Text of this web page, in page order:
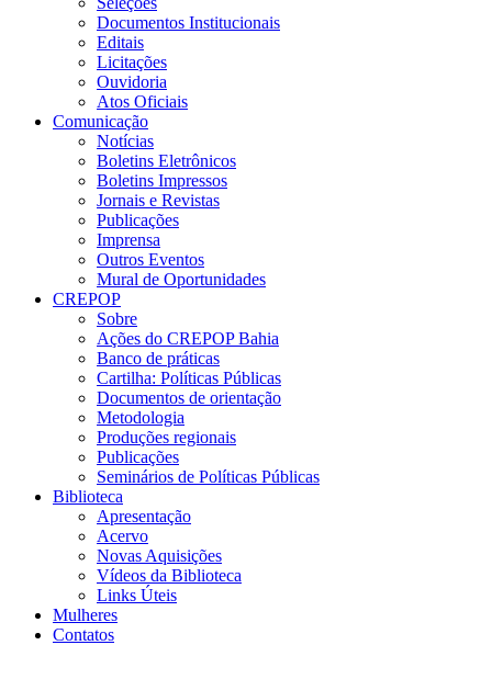
Documentos Institucionais
Editais
Licitações
Ouvidoria
Atos Oficiais
Comunicação
Notícias
Boletins Eletrônicos
Boletins Impressos
Jornais e Revistas
Publicações
Imprensa
Outros Eventos
Mural de Oportunidades
CREPOP
Sobre
Ações do CREPOP Bahia
Banco de práticas
Cartilha: Políticas Públicas
Documentos de orientação
Metodologia
Produções regionais
Publicações
Seminários de Políticas Públicas
Biblioteca
Apresentação
Acervo
Novas Aquisições
Vídeos da Biblioteca
Links Úteis
Mulheres
Contatos